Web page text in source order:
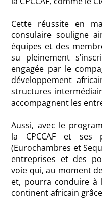
Cette réussite en
consulaire souligne
équipes et des
su pleinement
engagée par le
développement
structures
accompagnent les
Aussi, avec le
la CPCCAF et ses
(Eurochambres et
entreprises et des
voie qui, au moment
et, pourra conduire à
continent africain